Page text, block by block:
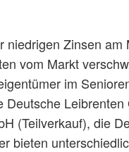
Zinsen am
vom Markt
im
Leibrenten
(Teilverkauf), die
bieten